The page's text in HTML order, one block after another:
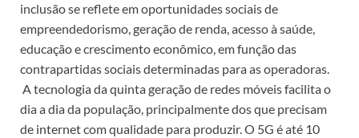
inclusão se reflete em oportunidades sociais de
empreendedorismo, geração de renda, acesso à saúde,
educação e crescimento econômico, em função das
contrapartidas sociais determinadas para as operadoras.
A tecnologia da quinta geração de redes móveis facilita o
dia a dia da população, principalmente dos que precisam
de internet com qualidade para produzir. O 5G é até 10